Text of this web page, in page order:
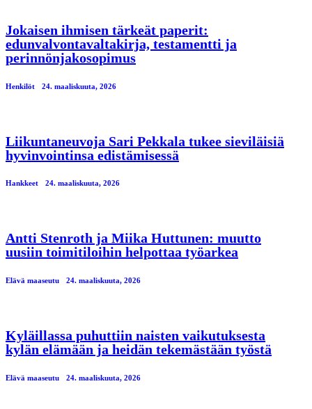
Jokaisen ihmisen tärkeät paperit:
edunvalvontavaltakirja, testamentti ja
perinnönjakosopimus
Henkilöt 24. maaliskuuta, 2026
Liikuntaneuvoja Sari Pekkala tukee sieviläisiä
hyvinvointinsa edistämisessä
Hankkeet 24. maaliskuuta, 2026
Antti Stenroth ja Miika Huttunen: muutto
uusiin toimitiloihin helpottaa työarkea
Elävä maaseutu 24. maaliskuuta, 2026
Kyläillassa puhuttiin naisten vaikutuksesta
kylän elämään ja heidän tekemästään työstä
Elävä maaseutu 24. maaliskuuta, 2026